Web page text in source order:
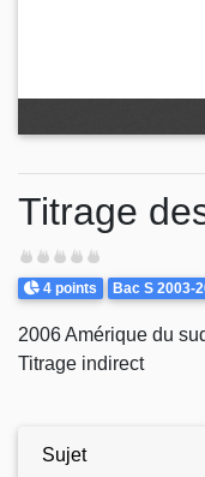
Titrage
Difficulté
Points
4 points Theme
Bac S 2003-
2006 Amérique du
Titrage indirect
Sujet